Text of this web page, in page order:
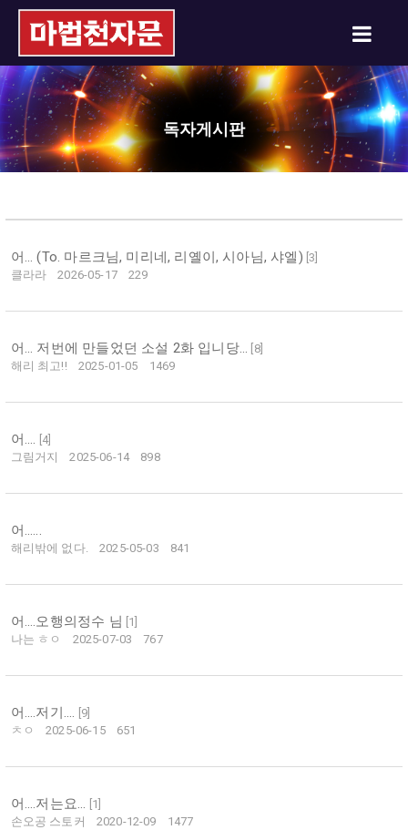
독자게시판
어... (To. 마르크님, 미리네, 리옐이, 시아님, 샤엘) [3
클라라
2026-05-17 229
어... 저번에 만들었던 소설 2화 입니당... 8]
해리 최고!!
2025-01-05 1469
어.... 4]
그림거지
2025-06-14 898
어......
해리밖에 없다. 2025-05-03 841
어....오행의정수 님 1
나는 ㅎㅇ
2025-07-03 767
어....저기.... 9
ㅊㅇ
2025-06-15 651
어....저는요... 1
손오공 스토커
2020-12-09 1477